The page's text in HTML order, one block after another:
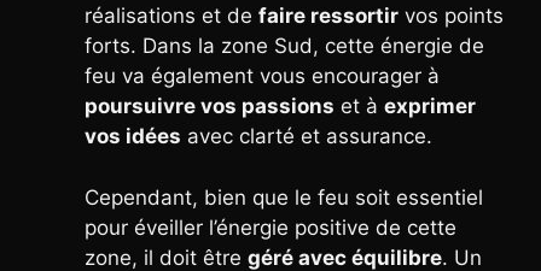
réalisations et de faire ressortir vos points
forts. Dans la zone Sud, cette énergie de
feu va également vous encourager à
poursuivre vos passions et à exprimer
vos idées avec clarté et assurance.
Cependant, bien que le feu soit essentiel
pour éveiller l’énergie positive de cette
zone, il doit être géré avec équilibre. Un